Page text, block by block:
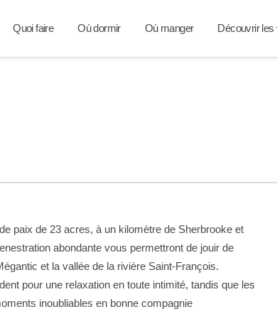
Quoi faire Où dormir Où manger Découvrir les
paix de 23 acres, à un kilomètre de Sherbrooke et
abondante vous permettront de jouir de
et la vallée de la rivière Saint-François.
pour une relaxation en toute intimité, tandis que les
inoubliables en bonne compagnie